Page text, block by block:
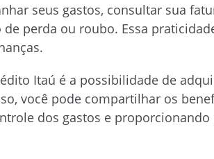
seus gastos, consultar sua
perda ou roubo. Essa
Itaú é a possibilidade de
você pode compartilhar os
dos gastos e